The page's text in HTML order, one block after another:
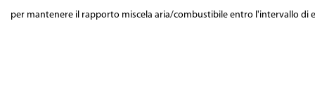
per mantenere il rapporto miscela aria/combustibile entro l'intervallo di